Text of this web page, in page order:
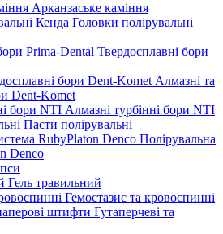
Арканзаське каміння
Головки полірувальні
Твердосплавні бори
Алмазні та
Dent-Komet
Алмазні турбінні бори NTI
Пасти полірувальні
Полірувальна
Denco
Гель травильний
Гемостазис та кровоспинні
Гутаперчеві та